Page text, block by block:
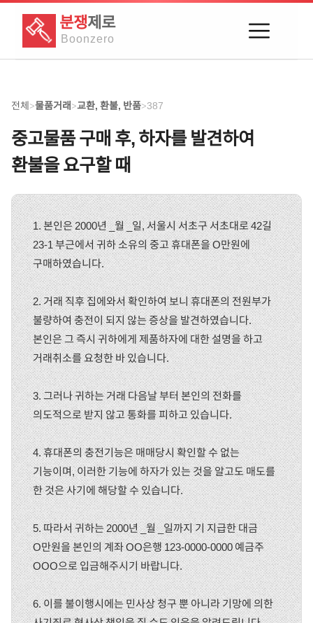
분쟁제로
Boonzero
전체>물품거래>교환, 환불, 반품>387
중고물품 구매 후, 하자를 발견하여
환불을 요구할 때
1. 본인은 2000년 _월 _일, 서울시 서초구 서초대로 42길
23-1 부근에서 귀하 소유의 중고 휴대폰을 O만원에
구매하였습니다.
2. 거래 직후 집에와서 확인하여 보니 휴대폰의 전원부가
불량하여 충전이 되지 않는 증상을 발견하였습니다.
본인은 그 즉시 귀하에게 제품하자에 대한 설명을 하고
거래취소를 요청한 바 있습니다.
3. 그러나 귀하는 거래 다음날 부터 본인의 전화를
의도적으로 받지 않고 통화를 피하고 있습니다.
4. 휴대폰의 충전기능은 매매당시 확인할 수 없는
기능이며, 이러한 기능에 하자가 있는 것을 알고도 매도를
한 것은 사기에 해당할 수 있습니다.
5. 따라서 귀하는 2000년 _월 _일까지 기 지급한 대금
O만원을 본인의 계좌 OO은행 123-0000-0000 예금주
OOO으로 입금해주시기 바랍니다.
6. 이를 불이행시에는 민사상 청구 뿐 아니라 기망에 의한